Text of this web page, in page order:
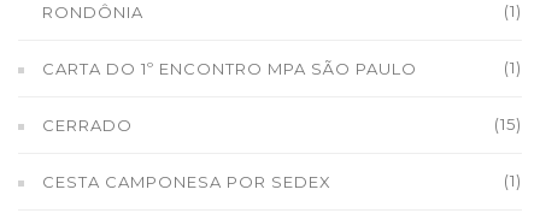
RONDÔNIA
(1)
CARTA DO 1º ENCONTRO MPA SÃO PAULO (1)
CERRADO (15)
CESTA CAMPONESA POR SEDEX (1)